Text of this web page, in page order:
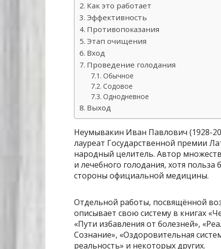
Как это работает
Эффективность
Противопоказания
Этап очищения
Вход
Проведение голодания
Обычное
Содовое
Однодневное
Выход
Неумывакин Иван Павлович (1928-
лауреат Государственной премии
народный целитель. Автор
и лечебного голодания, хотя
стороны официальной медицины.
Отдельной работы, посвящённой
описывает свою систему в книгах
«Пути избавления от болезней»,
Сознание», «Оздоровительная
реальность» и некоторых других.